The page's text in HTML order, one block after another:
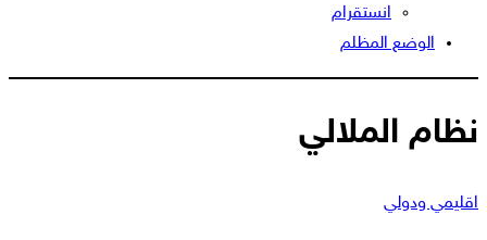
انستقرام
الوضع المظلم
نظام الملالي
اقليمي ودولي